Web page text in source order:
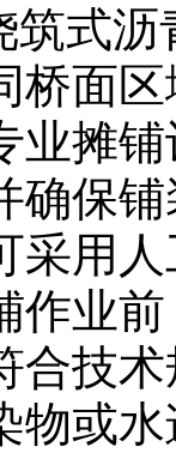
筑式
桥面
业摊
确保
采用
作业
合技
物或